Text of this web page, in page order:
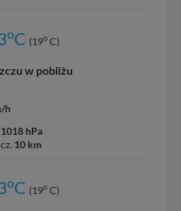
oC (19o C)
w pobliżu
h
1018 hPa
10 km
oC (19o C)